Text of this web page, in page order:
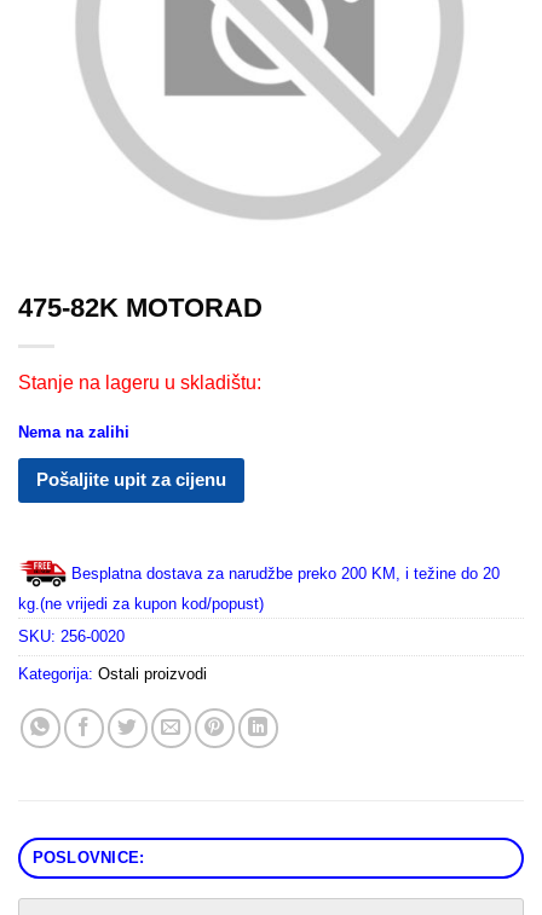
475-82K MOTORAD
Stanje na lageru u skladištu:
Nema na zalihi
Pošaljite upit za cijenu
Besplatna dostava za narudžbe preko 200 KM, i težine do 20
kg.(ne vrijedi za kupon kod/popust)
SKU: 256-0020
Kategorija: Ostali proizvodi
POSLOVNICE: